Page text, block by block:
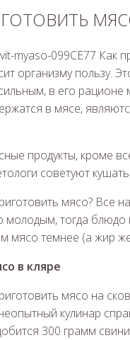
организму пользу.
в его рационе
в мясе,
продукты, кроме
советуют
мясо? Все
молодым, тогда
мясо темнее (а жир
в кляре
мясо на
кулинар
300 грамм